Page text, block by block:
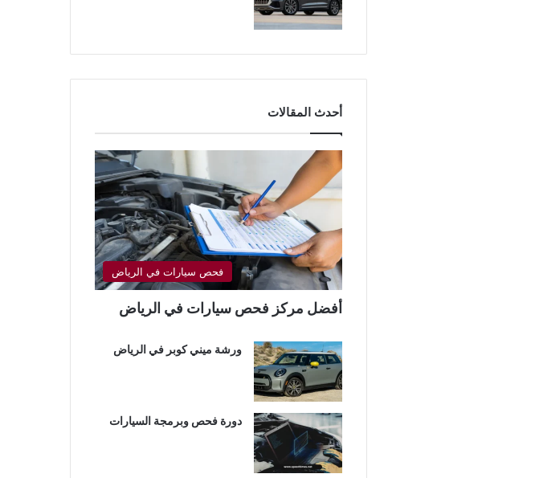
أحدث المقالات
فحص سيارات في الرياض
أفضل مركز فحص سيارات في الرياض
ورشة ميني كوبر في الرياض
دورة فحص وبرمجة السيارات